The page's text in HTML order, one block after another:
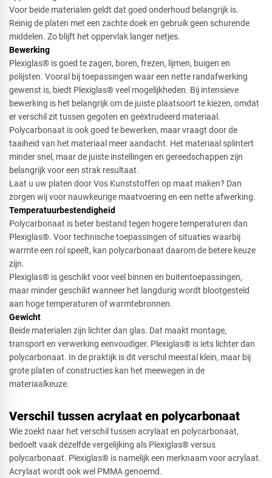
Voor beide materialen geldt dat goed onderhoud belangrijk is.
Reinig de platen met een zachte doek en gebruik geen schurende
middelen. Zo blijft het oppervlak langer netjes.
Bewerking
Plexiglas® is goed te zagen, boren, frezen, lijmen, buigen en
polijsten. Vooral bij toepassingen waar een nette randafwerking
gewenst is, biedt Plexiglas® veel mogelijkheden. Bij intensieve
bewerking is het belangrijk om de juiste plaatsoort te kiezen, omdat
er verschil zit tussen gegoten en geëxtrudeerd materiaal.
Polycarbonaat is ook goed te bewerken, maar vraagt door de
taaiheid van het materiaal meer aandacht. Het materiaal splintert
minder snel, maar de juiste instellingen en gereedschappen zijn
belangrijk voor een strak resultaat.
Laat u uw platen door Vos Kunststoffen op maat maken? Dan
zorgen wij voor nauwkeurige maatvoering en een nette afwerking.
Temperatuurbestendigheid
Polycarbonaat is beter bestand tegen hogere temperaturen dan
Plexiglas®. Voor technische toepassingen of situaties waarbij
warmte een rol speelt, kan polycarbonaat daarom de betere keuze
zijn.
Plexiglas® is geschikt voor veel binnen en buitentoepassingen,
maar minder geschikt wanneer het langdurig wordt blootgesteld
aan hoge temperaturen of warmtebronnen.
Gewicht
Beide materialen zijn lichter dan glas. Dat maakt montage,
transport en verwerking eenvoudiger. Plexiglas® is iets lichter dan
polycarbonaat. In de praktijk is dit verschil meestal klein, maar bij
grote platen of constructies kan het meewegen in de
materiaalkeuze.
Verschil tussen acrylaat en polycarbonaat
Wie zoekt naar het verschil tussen acrylaat en polycarbonaat,
bedoelt vaak dezelfde vergelijking als Plexiglas® versus
polycarbonaat. Plexiglas® is namelijk een merknaam voor acrylaat.
Acrylaat wordt ook wel PMMA genoemd.